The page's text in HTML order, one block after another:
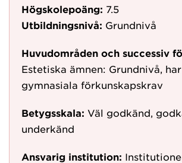
Högskolepoäng: 7.5
Utbildningsnivå: Grundnivå
Huvudområden och successiv
Estetiska ämnen: Grundnivå,
gymnasiala förkunskapskrav
Betygsskala: Väl godkänd,
underkänd
Ansvarig institution: